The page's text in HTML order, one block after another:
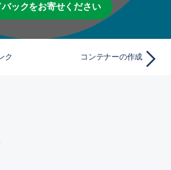
ックをお寄せください
ク コンテナーの作成